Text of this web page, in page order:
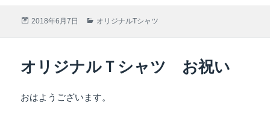
投
2018年6月7日
カ
ー
オリジナルTシャツ
オリジナルＴシャツ お祝い
おはようございます。